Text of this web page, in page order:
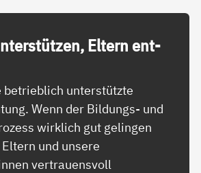
El­tern ent­
betrieblich unterstützte
Wenn der Bildungs- und
wirklich gut gelingen
und unsere
vertrauensvoll